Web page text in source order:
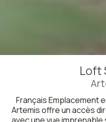
Loft
Français Emplacement
Artemis offre un accès